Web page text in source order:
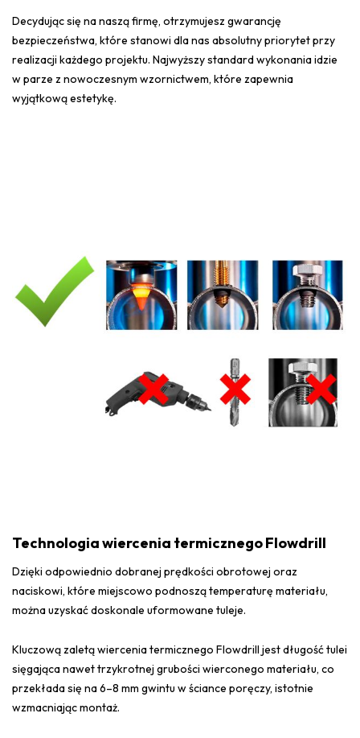
Decydując się na naszą firmę, otrzymujesz gwarancję
bezpieczeństwa, które stanowi dla nas absolutny priorytet przy
realizacji każdego projektu. Najwyższy standard wykonania idzie
w parze z nowoczesnym wzornictwem, które zapewnia
wyjątkową estetykę.
Technologia wiercenia termicznego Flowdrill
Dzięki odpowiednio dobranej prędkości obrotowej oraz
naciskowi, które miejscowo podnoszą temperaturę materiału,
można uzyskać doskonale uformowane tuleje.
Kluczową zaletą wiercenia termicznego Flowdrill jest długość tulei
sięgająca nawet trzykrotnej grubości wierconego materiału, co
przekłada się na 6–8 mm gwintu w ściance poręczy, istotnie
wzmacniając montaż.